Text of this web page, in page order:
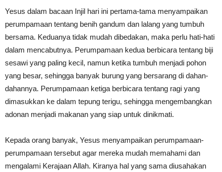
Yesus dalam bacaan Injil hari ini pertama-tama menyampaikan
perumpamaan tentang benih gandum dan lalang yang tumbuh
bersama. Keduanya tidak mudah dibedakan, maka perlu hati-hati
dalam mencabutnya. Perumpamaan kedua berbicara tentang biji
sesawi yang paling kecil, namun ketika tumbuh menjadi pohon
yang besar, sehingga banyak burung yang bersarang di dahan-
dahannya. Perumpamaan ketiga berbicara tentang ragi yang
dimasukkan ke dalam tepung terigu, sehingga mengembangkan
adonan menjadi makanan yang siap untuk dinikmati.
Kepada orang banyak, Yesus menyampaikan perumpamaan-
perumpamaan tersebut agar mereka mudah memahami dan
mengalami Kerajaan Allah. Kiranya hal yang sama diusahakan